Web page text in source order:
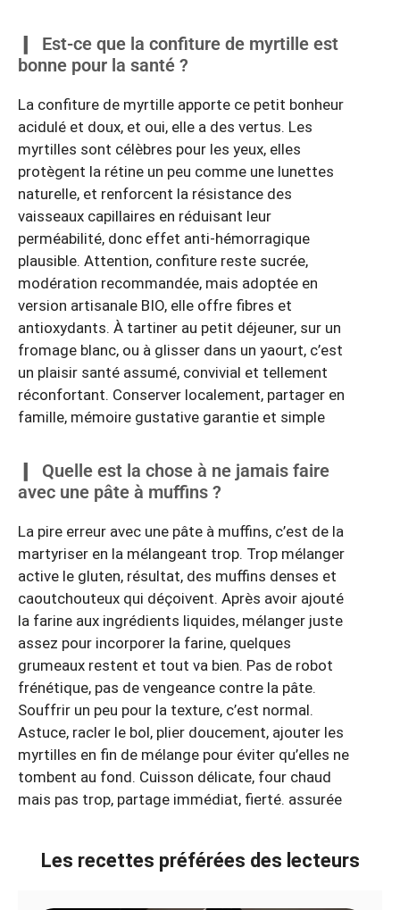
Est-ce que la confiture de myrtille est
bonne pour la santé ?
La confiture de myrtille apporte ce petit bonheur
acidulé et doux, et oui, elle a des vertus. Les
myrtilles sont célèbres pour les yeux, elles
protègent la rétine un peu comme une lunettes
naturelle, et renforcent la résistance des
vaisseaux capillaires en réduisant leur
perméabilité, donc effet anti-hémorragique
plausible. Attention, confiture reste sucrée,
modération recommandée, mais adoptée en
version artisanale BIO, elle offre fibres et
antioxydants. À tartiner au petit déjeuner, sur un
fromage blanc, ou à glisser dans un yaourt, c’est
un plaisir santé assumé, convivial et tellement
réconfortant. Conserver localement, partager en
famille, mémoire gustative garantie et simple
Quelle est la chose à ne jamais faire
avec une pâte à muffins ?
La pire erreur avec une pâte à muffins, c’est de la
martyriser en la mélangeant trop. Trop mélanger
active le gluten, résultat, des muffins denses et
caoutchouteux qui déçoivent. Après avoir ajouté
la farine aux ingrédients liquides, mélanger juste
assez pour incorporer la farine, quelques
grumeaux restent et tout va bien. Pas de robot
frénétique, pas de vengeance contre la pâte.
Souffrir un peu pour la texture, c’est normal.
Astuce, racler le bol, plier doucement, ajouter les
myrtilles en fin de mélange pour éviter qu’elles ne
tombent au fond. Cuisson délicate, four chaud
mais pas trop, partage immédiat, fierté. assurée
Les recettes préférées des lecteurs